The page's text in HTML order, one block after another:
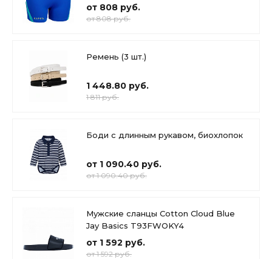
от 808 руб.
от 808 руб.
Ремень (3 шт.)
1 448.80 руб.
1 811 руб.
Боди с длинным рукавом, биохлопок
от 1 090.40 руб.
от 1 090.40 руб.
Мужские сланцы Cotton Cloud Blue
Jay Basics T93FWOKY4
от 1 592 руб.
от 1 592 руб.